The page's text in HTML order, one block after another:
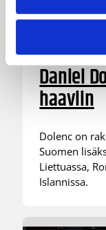
Daniel
haaviin
Dolenc on
Suomen
Liettuassa,
Islannissa.